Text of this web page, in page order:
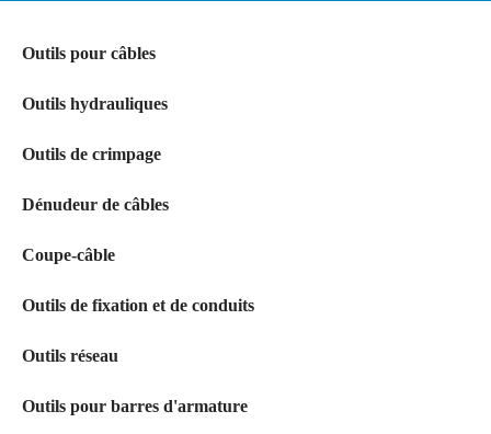
Outils pour câbles
Outils hydrauliques
Outils de crimpage
Dénudeur de câbles
Coupe-câble
Outils de fixation et de conduits
Outils réseau
Outils pour barres d'armature